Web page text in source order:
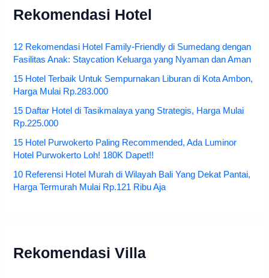
Rekomendasi Hotel
12 Rekomendasi Hotel Family-Friendly di Sumedang dengan
Fasilitas Anak: Staycation Keluarga yang Nyaman dan Aman
15 Hotel Terbaik Untuk Sempurnakan Liburan di Kota Ambon,
Harga Mulai Rp.283.000
15 Daftar Hotel di Tasikmalaya yang Strategis, Harga Mulai
Rp.225.000
15 Hotel Purwokerto Paling Recommended, Ada Luminor
Hotel Purwokerto Loh! 180K Dapet!!
10 Referensi Hotel Murah di Wilayah Bali Yang Dekat Pantai,
Harga Termurah Mulai Rp.121 Ribu Aja
Rekomendasi Villa